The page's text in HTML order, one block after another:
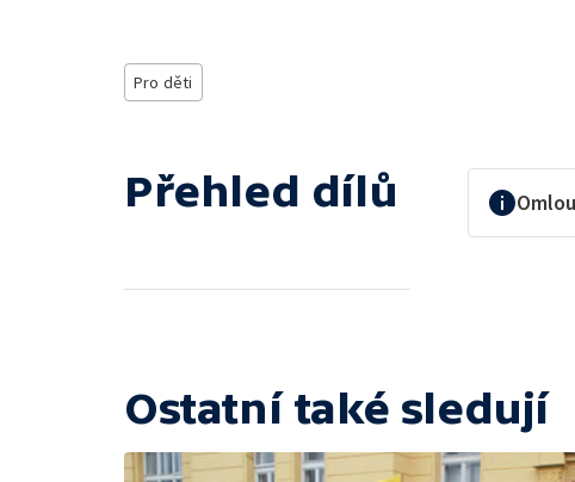
Pro děti
Přehled dílů
Ostatní také sledují